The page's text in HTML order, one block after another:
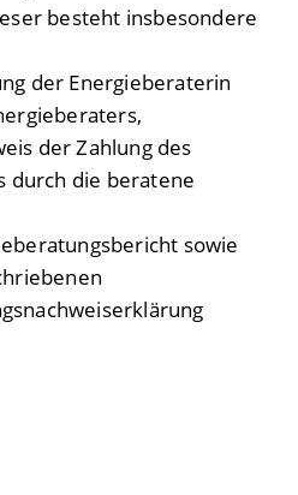
besteht insbesondere
der Energieberaterin
der Zahlung des
durch die beratene
sowie